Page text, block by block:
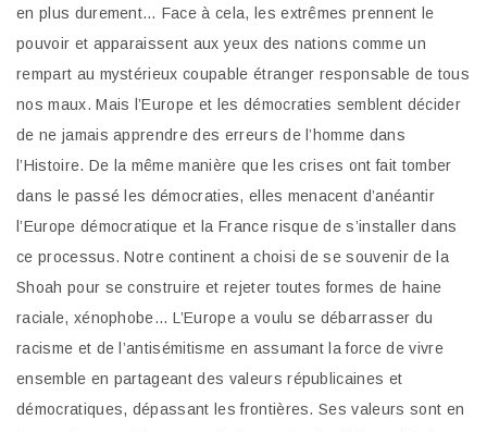
en plus durement… Face à cela, les extrêmes prennent le
pouvoir et apparaissent aux yeux des nations comme un
rempart au mystérieux coupable étranger responsable de tous
nos maux. Mais l’Europe et les démocraties semblent décider
de ne jamais apprendre des erreurs de l’homme dans
l’Histoire. De la même manière que les crises ont fait tomber
dans le passé les démocraties, elles menacent d’anéantir
l’Europe démocratique et la France risque de s’installer dans
ce processus. Notre continent a choisi de se souvenir de la
Shoah pour se construire et rejeter toutes formes de haine
raciale, xénophobe… L’Europe a voulu se débarrasser du
racisme et de l’antisémitisme en assumant la force de vivre
ensemble en partageant des valeurs républicaines et
démocratiques, dépassant les frontières. Ses valeurs sont en